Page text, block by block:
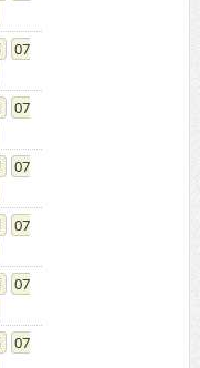
07
07
07
07
07
07